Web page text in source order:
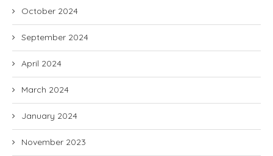
October 2024
September 2024
April 2024
March 2024
January 2024
November 2023